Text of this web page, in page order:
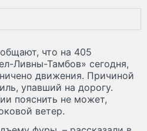
что на 405
Ливны-Тамбов» сегодня,
движения. Причиной
упавший на дорогу.
пояснить не может,
ветер.